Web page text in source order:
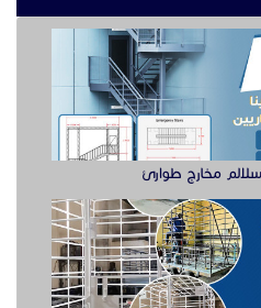
قلص الشرقية
للعمل في الخبر